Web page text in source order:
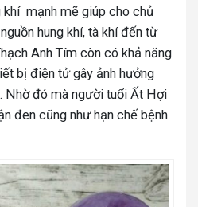
mạnh mẽ giúp cho chủ
hung khí, tà khí đến từ
Anh Tím còn có khả năng
bị điện tử gây ảnh hưởng
Nhờ đó mà người tuổi Ất Hợi
đen cũng như hạn chế bệnh